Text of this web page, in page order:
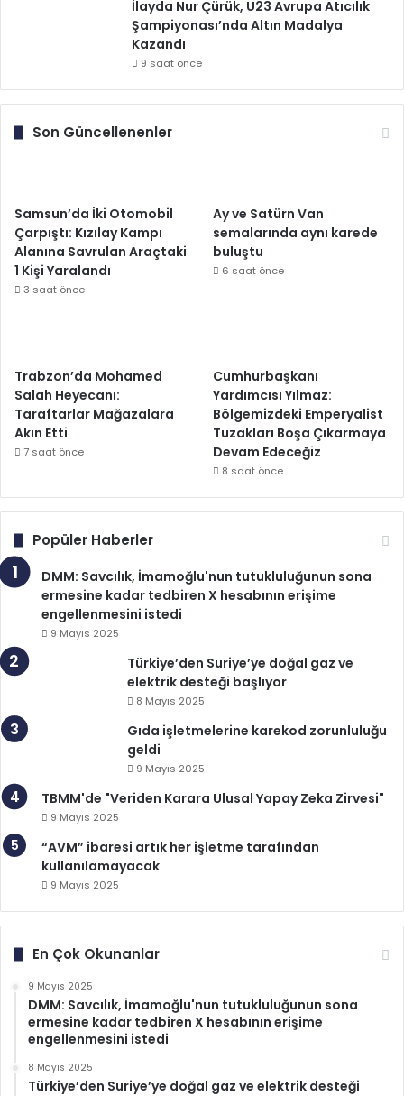
İlayda Nur Çürük, U23 Avrupa Atıcılık
Şampiyonası’nda Altın Madalya
Kazandı
9 saat önce
Son Güncellenenler
Samsun’da İki Otomobil
Çarpıştı: Kızılay Kampı
Alanına Savrulan Araçtaki
1 Kişi Yaralandı
3 saat önce
Ay ve Satürn Van
semalarında aynı karede
buluştu
6 saat önce
Trabzon’da Mohamed
Salah Heyecanı:
Taraftarlar Mağazalara
Akın Etti
7 saat önce
Cumhurbaşkanı
Yardımcısı Yılmaz:
Bölgemizdeki Emperyalist
Tuzakları Boşa Çıkarmaya
Devam Edeceğiz
8 saat önce
Popüler Haberler
DMM: Savcılık, İmamoğlu'nun tutukluluğunun sona
ermesine kadar tedbiren X hesabının erişime
engellenmesini istedi
9 Mayıs 2025
Türkiye’den Suriye’ye doğal gaz ve
elektrik desteği başlıyor
8 Mayıs 2025
Gıda işletmelerine karekod zorunluluğu
geldi
9 Mayıs 2025
TBMM'de "Veriden Karara Ulusal Yapay Zeka Zirvesi"
9 Mayıs 2025
“AVM” ibaresi artık her işletme tarafından
kullanılamayacak
9 Mayıs 2025
En Çok Okunanlar
9 Mayıs 2025
DMM: Savcılık, İmamoğlu'nun tutukluluğunun sona
ermesine kadar tedbiren X hesabının erişime
engellenmesini istedi
8 Mayıs 2025
Türkiye’den Suriye’ye doğal gaz ve elektrik desteği